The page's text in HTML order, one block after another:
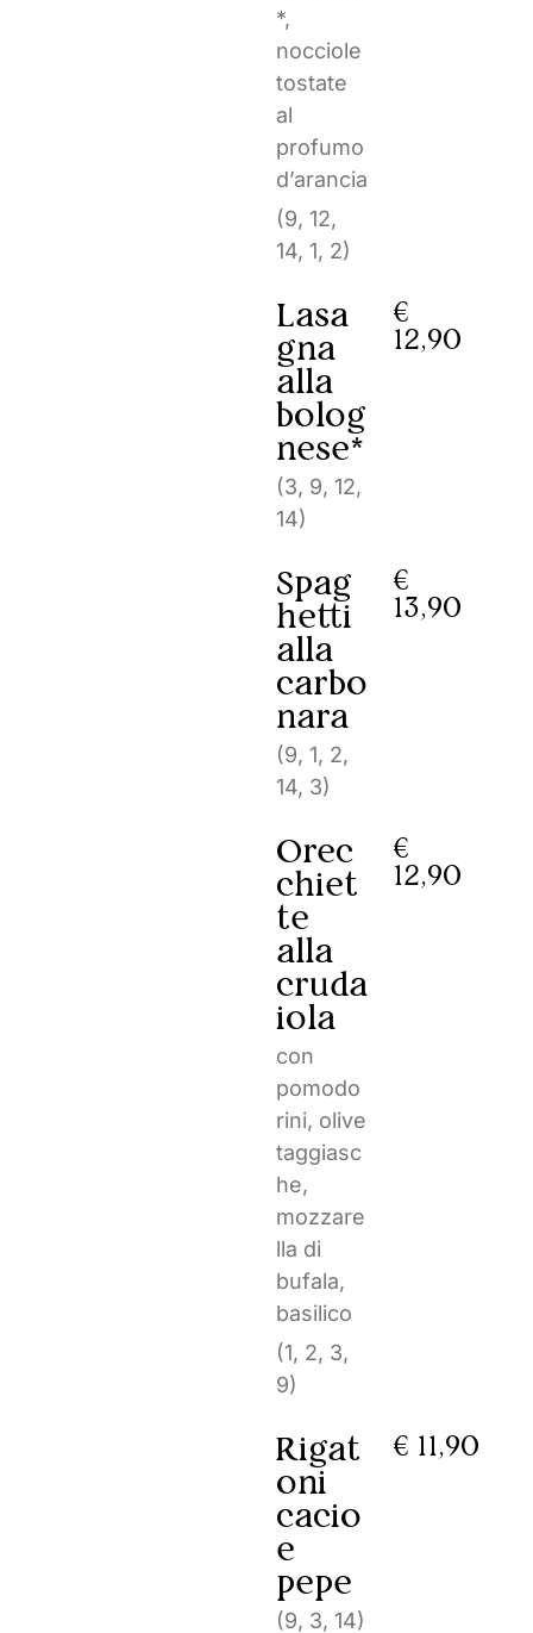
*,
nocciole
tostate
al
profumo
d’arancia
(9, 12,
14, 1, 2)
Lasa
gna
alla
bolog
nese*
(3, 9, 12,
14)
€
12,90
Spag
hetti
alla
carbo
nara
(9, 1, 2,
14, 3)
€
13,90
Orec
chiet
te
alla
cruda
iola
con
pomodo
rini, olive
taggiasc
he,
mozzare
lla di
bufala,
basilico
(1, 2, 3,
9)
€
12,90
Rigat
oni
cacio
e
pepe
(9, 3, 14)
€ 11,90